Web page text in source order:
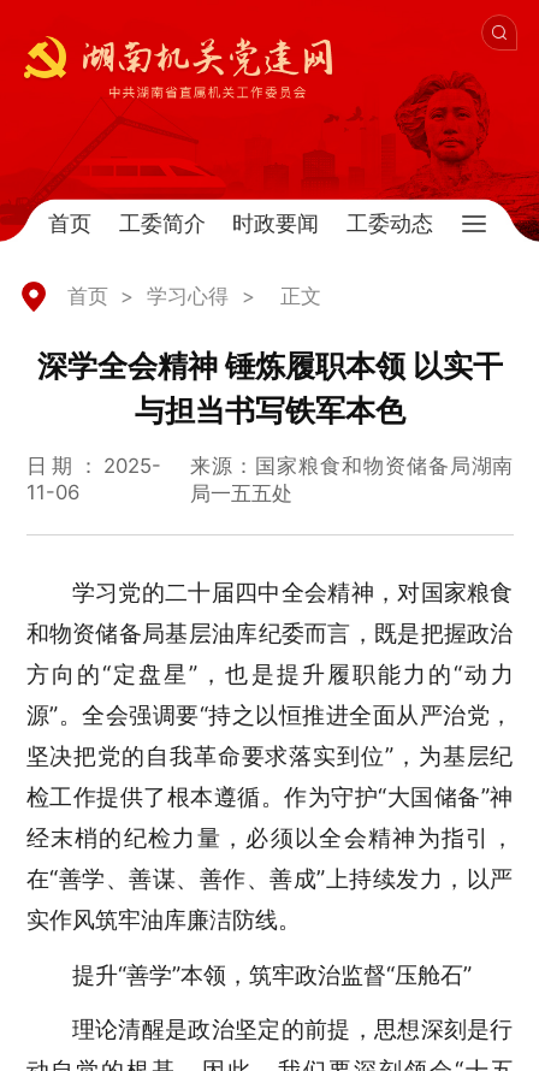
首页 工委简介 时政要闻 工委动态
首页 > 学习心得 > 正文
深学全会精神 锤炼履职本领 以实干
与担当书写铁军本色
日期：2025-
11-06
来源：国家粮食和物资储备局湖南
局一五五处
学习党的二十届四中全会精神，对国家粮食
和物资储备局基层油库纪委而言，既是把握政治
方向的“定盘星”，也是提升履职能力的“动力
源”。全会强调要“持之以恒推进全面从严治党，
坚决把党的自我革命要求落实到位”，为基层纪
检工作提供了根本遵循。作为守护“大国储备”神
经末梢的纪检力量，必须以全会精神为指引，
在“善学、善谋、善作、善成”上持续发力，以严
实作风筑牢油库廉洁防线。
提升“善学”本领，筑牢政治监督“压舱石”
理论清醒是政治坚定的前提，思想深刻是行